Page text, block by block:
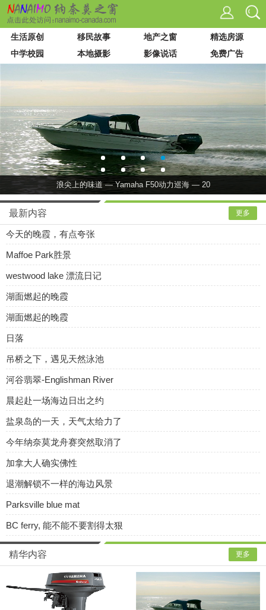
生活原创 移民故事 地产之窗
精选房源
中学校园
本地摄影 影像说话
免费广告
站内搜索
浪尖上的味道 — Yamaha F50动力巡海 — 20
最新内容 更多
今天的晚霞，有点夸张
Maffoe Park胜景
westwood lake 漂流日记
湖面燃起的晚霞
湖面燃起的晚霞
日落
吊桥之下，遇见天然泳池
河谷翡翠-Englishman River
晨起赴一场海边日出之约
盐泉岛的一天，天气太给力了
今年纳奈莫龙舟赛突然取消了
加拿大人确实佛性
退潮解锁不一样的海边风景
Parksville blue mat
BC ferry, 能不能不要割得太狠
精华内容 更多